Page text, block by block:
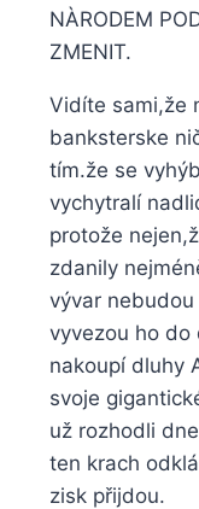
NÀRODEM
ZMENIT.
Vidíte sami,že
banksterske
tím.že se
vychytralí
protože
zdanily
vývar
vyvezou ho do
nakoupí dluhy
svoje
už rozhodli
ten krach
zisk přijdou.